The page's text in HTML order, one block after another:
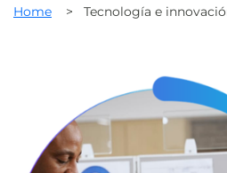
Home > Tecnología e